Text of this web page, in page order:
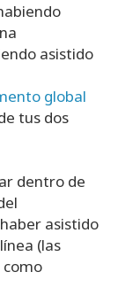
asistido
global
tus dos
dentro de
asistido
(las